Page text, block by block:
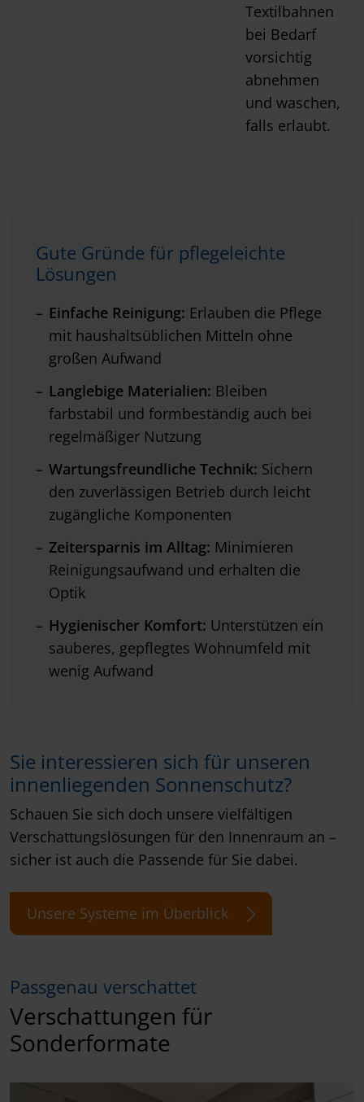
Textilbahnen
bei Bedarf
vorsichtig
abnehmen
und waschen,
falls erlaubt.
Gute Gründe für pflegeleichte
Lösungen
Einfache Reinigung: Erlauben die Pflege
mit haushaltsüblichen Mitteln ohne
großen Aufwand
Langlebige Materialien: Bleiben
farbstabil und formbeständig auch bei
regelmäßiger Nutzung
Wartungsfreundliche Technik: Sichern
den zuverlässigen Betrieb durch leicht
zugängliche Komponenten
Zeitersparnis im Alltag: Minimieren
Reinigungsaufwand und erhalten die
Optik
Hygienischer Komfort: Unterstützen ein
sauberes, gepflegtes Wohnumfeld mit
wenig Aufwand
Sie interessieren sich für unseren
innenliegenden Sonnenschutz?
Schauen Sie sich doch unsere vielfältigen
Verschattungslösungen für den Innenraum an –
sicher ist auch die Passende für Sie dabei.
Unsere Systeme im Überblick
Passgenau verschattet
Verschattungen für
Sonderformate